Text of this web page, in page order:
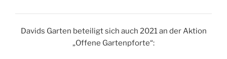
Davids Garten beteiligt sich auch 2021 an der Aktion
„Offene Gartenpforte“: